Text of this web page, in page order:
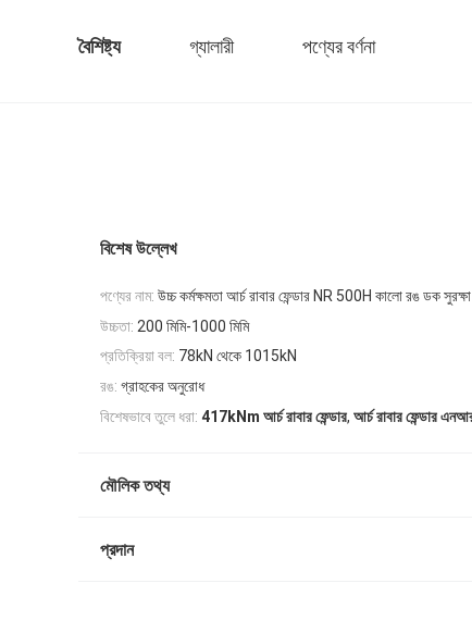
বৈশিষ্ট্য গ্যালারী পণ্যের বর্ণনা
বিশেষ উল্লেখ
পণ্যের নাম: উচ্চ কর্মক্ষমতা আর্চ রাবার ফেন্ডার NR 500H কালো রঙ ডক সুরক্ষা
উচ্চতা: 200 মিমি-1000 মিমি
প্রতিক্রিয়া বল: 78kN থেকে 1015kN
রঙ: গ্রাহকের অনুরোধ
বিশেষভাবে তুলে ধরা: 417kNm আর্চ রাবার ফেন্ডার, আর্চ রাবার ফেন্ডার
মৌলিক তথ্য
প্রদান